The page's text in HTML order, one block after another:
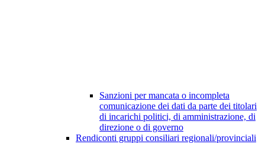
Sanzioni per mancata o incompleta
comunicazione dei dati da parte dei titolari
di incarichi politici, di amministrazione, di
direzione o di governo
Rendiconti gruppi consiliari regionali/provinciali